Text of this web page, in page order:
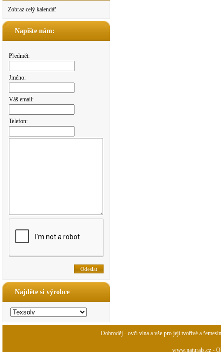
Zobraz celý kalendář
Napište nám:
Předmět:
Jméno:
Váš email:
Telefon:
Najděte si výrobce
Dobroděj - ovčí vlna a vše pro její tvořivé a
www.naturals.cz -